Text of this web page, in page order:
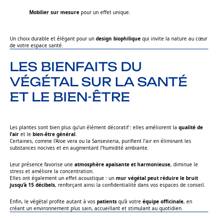
Mobilier sur mesure pour un effet unique.
Un choix durable et élégant pour un design biophilique qui invite la nature au cœur
de votre espace santé.
LES BIENFAITS DU
VÉGÉTAL SUR LA SANTÉ
ET LE BIEN-ÊTRE
Les plantes sont bien plus qu’un élément décoratif : elles améliorent la qualité de
l’air et le bien-être général.
Certaines, comme l’Aloe vera ou la Sansevieria, purifient l’air en éliminant les
substances nocives et en augmentant l’humidité ambiante.
Leur présence favorise une atmosphère apaisante et harmonieuse, diminue le
stress et améliore la concentration.
Elles ont également un effet acoustique : un mur végétal peut réduire le bruit
jusqu’à 15 décibels, renforçant ainsi la confidentialité dans vos espaces de conseil.
Enfin, le végétal profite autant à vos patients qu’à votre équipe officinale, en
créant un environnement plus sain, accueillant et stimulant au quotidien.